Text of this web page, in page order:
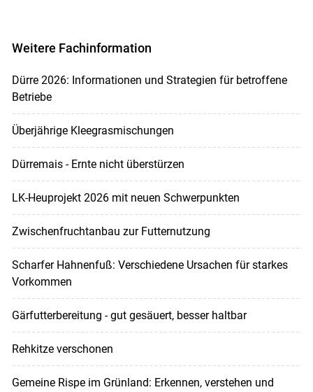
Weitere Fachinformation
Dürre 2026: Informationen und Strategien für betroffene
Betriebe
Überjährige Kleegrasmischungen
Dürremais - Ernte nicht überstürzen
LK-Heuprojekt 2026 mit neuen Schwerpunkten
Zwischenfruchtanbau zur Futternutzung
Scharfer Hahnenfuß: Verschiedene Ursachen für starkes
Vorkommen
Gärfutterbereitung - gut gesäuert, besser haltbar
Rehkitze verschonen
Gemeine Rispe im Grünland: Erkennen, verstehen und